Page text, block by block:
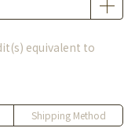
equivalent to
Shipping Method